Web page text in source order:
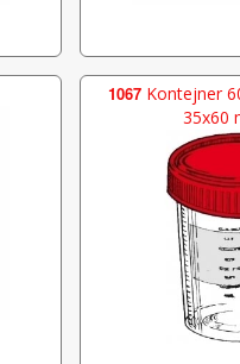
1067 Kontejner
35x60